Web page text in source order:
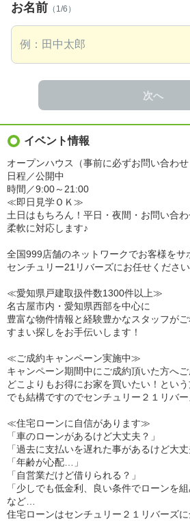
お名前 （1/6）
次へ
イベント情報
オープンハウス（事前に必ずお問い合わせ
日程／公開中
時間／9:00～21:00
≪即日見学ＯＫ≫
土日はもちろん！平日・夜間・お問い合
柔軟に対応します♪
全国999店舗のネットワークでお客様をサ
センチュリー21リバーズにお任せくださ
≪愛知県戸建取扱件数1300件以上≫
名古屋市内・愛知県西部を中心に
豊富な物件情報と経験豊かなスタッフが
すまい探しをお手伝いします！
≪ご成約キャンペーン実施中≫
キャンペーン期間中にご成約頂いた方へ
どこよりもお得にお家を買いたい！とい
でも結構ですのでセンチュリー２１リバー
≪住宅ローンに自信があります≫
「車のローンがあるけど大丈夫？」
「過去に支払いを遅れた事があるけど大丈
「年齢が心配…」
「自営業だけど借りられる？」
「少しでも低金利、良い条件でローンを組
など…
住宅ローンはセンチュリー２１リバーズに